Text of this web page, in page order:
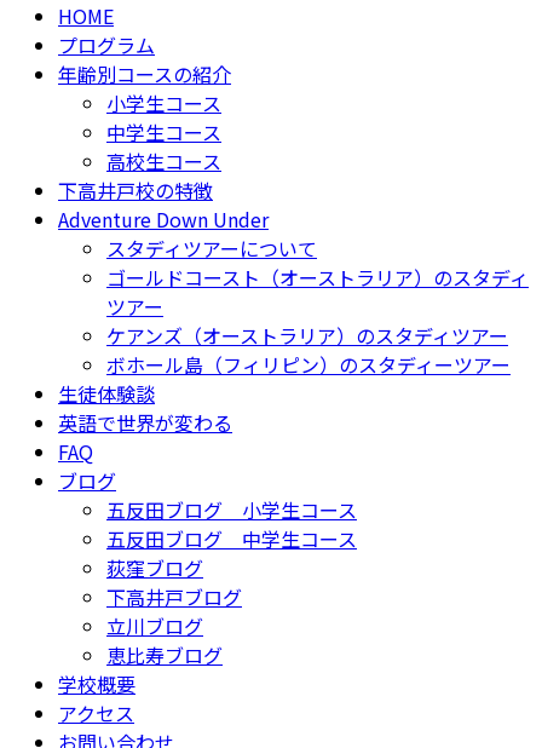
HOME
プログラム
年齢別コースの紹介
小学生コース
中学生コース
高校生コース
下高井戸校の特徴
Adventure Down Under
スタディツアーについて
ゴールドコースト（オーストラリア）のスタディ
ツアー
ケアンズ（オーストラリア）のスタディツアー
ボホール島（フィリピン）のスタディーツアー
生徒体験談
英語で世界が変わる
FAQ
ブログ
五反田ブログ 小学生コース
五反田ブログ 中学生コース
荻窪ブログ
下高井戸ブログ
立川ブログ
恵比寿ブログ
学校概要
アクセス